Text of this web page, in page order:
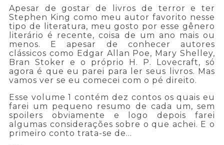
Apesar de gostar de livros de terror e ter
Stephen King como meu autor favorito nesse
tipo de literatura, meu gosto por esse gênero
literário é recente, coisa de um ano mais ou
menos. E apesar de conhecer autores
clássicos como Edgar Allan Poe, Mary Shelley,
Bran Stoker e o próprio H. P. Lovecraft, só
agora é que eu parei para ler seus livros. Mas
vamos ver se eu comecei com o pé direito.
Esse volume 1 contém dez contos os quais eu
farei um pequeno resumo de cada um, sem
spoilers obviamente e logo depois farei
algumas considerações sobre o que achei. E o
primeiro conto trata-se de...